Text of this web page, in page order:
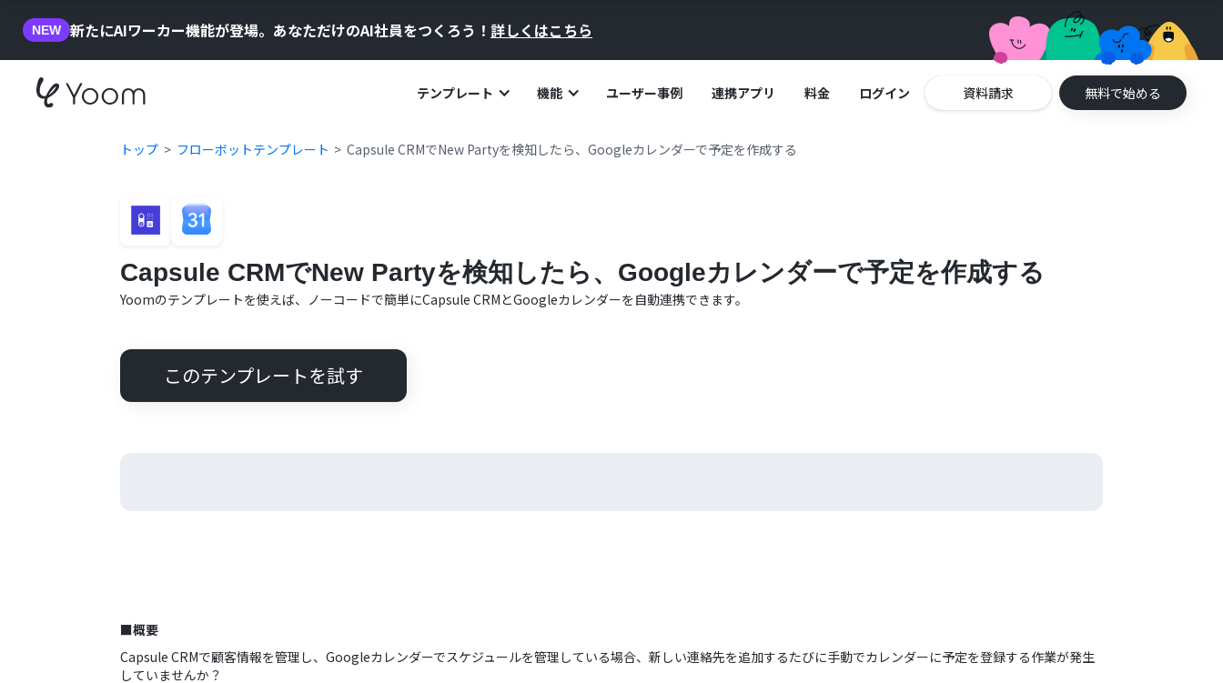
NEW 新たにAIワーカー機能が登場。あなただけのAI社員をつくろう！ 詳しくはこちら
テンプレート 機能 ユーザー事例 連携アプリ 料金 ログイン 資料請求 無料で始める
トップ フローボットテンプレート Capsule CRMでNew Partyを検知したら、Googleカレンダーで予定を作成する
Capsule CRMでNew Partyを検知したら、Googleカレンダーで予定を作成する
Yoomのテンプレートを使えば、ノーコードで簡単にCapsule CRMとGoogleカレンダーを自動連携できます。
このテンプレートを試す
■概要
Capsule CRMで顧客情報を管理し、Googleカレンダーでスケジュールを管理している場合、新しい連絡先を追加するたびに手動でカレンダーに予定を登録する作業が発生
していませんか？